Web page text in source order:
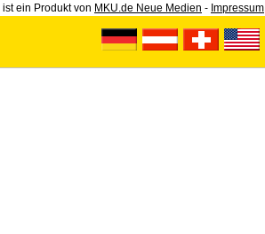
ist ein Produkt von MKU.de Neue Medien - Impressum